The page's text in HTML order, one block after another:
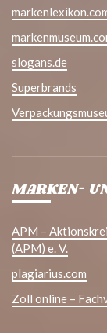
slogans.de
Superbrands
MARKEN-
APM –
(APM) e. V.
plagiarius.com
Zoll online –